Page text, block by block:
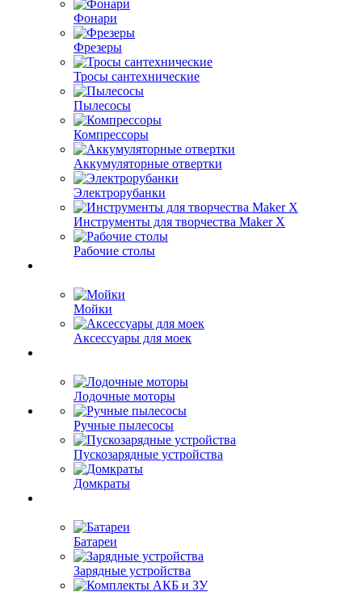
Фонари
Фрезеры
Тросы сантехнические
Пылесосы
Компрессоры
Аккумуляторные отвертки
Электрорубанки
Инструменты для творчества Maker X
Рабочие столы
Мойки
Аксессуары для моек
Лодочные моторы
Ручные пылесосы
Пускозарядные устройства
Домкраты
Батареи
Зарядные устройства